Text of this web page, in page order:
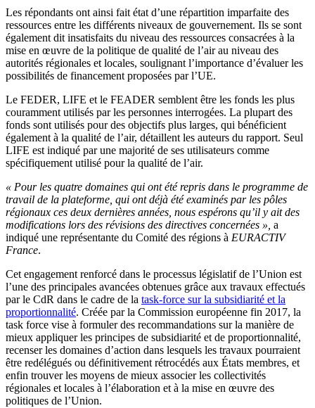
Les répondants ont ainsi fait état d’une répartition imparfaite des
ressources entre les différents niveaux de gouvernement. Ils se sont
également dit insatisfaits du niveau des ressources consacrées à la
mise en œuvre de la politique de qualité de l’air au niveau des
autorités régionales et locales, soulignant l’importance d’évaluer les
possibilités de financement proposées par l’UE.
Le FEDER, LIFE et le FEADER semblent être les fonds les plus
couramment utilisés par les personnes interrogées. La plupart des
fonds sont utilisés pour des objectifs plus larges, qui bénéficient
également à la qualité de l’air, détaillent les auteurs du rapport. Seul
LIFE est indiqué par une majorité de ses utilisateurs comme
spécifiquement utilisé pour la qualité de l’air.
« Pour les quatre domaines qui ont été repris dans le programme de
travail de la plateforme, qui ont déjà été examinés par les pôles
régionaux ces deux dernières années, nous espérons qu’il y ait des
modifications lors des révisions des directives concernées », a
indiqué une représentante du Comité des régions à EURACTIV
France.
Cet engagement renforcé dans le processus législatif de l’Union est
l’une des principales avancées obtenues grâce aux travaux effectués
par le CdR dans le cadre de la task-force sur la subsidiarité et la
proportionnalité. Créée par la Commission européenne fin 2017, la
task force vise à formuler des recommandations sur la manière de
mieux appliquer les principes de subsidiarité et de proportionnalité,
recenser les domaines d’action dans lesquels les travaux pourraient
être redélégués ou définitivement rétrocédés aux États membres, et
enfin trouver les moyens de mieux associer les collectivités
régionales et locales à l’élaboration et à la mise en œuvre des
politiques de l’Union.